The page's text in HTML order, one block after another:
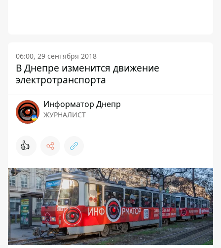
06:00, 29 сентября 2018
В Днепре изменится движение
электротранспорта
Информатор Днепр
ЖУРНАЛИСТ
👍